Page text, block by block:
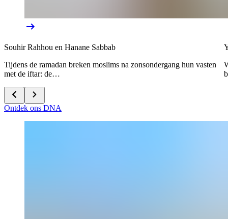
Souhir Rahhou en Hanane Sabbab
Tijdens de ramadan breken moslims na zonsondergang hun vasten
met de iftar: de…
Ontdek ons DNA